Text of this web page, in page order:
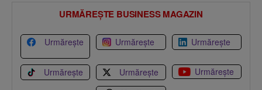
URMĂREȘTE BUSINESS MAGAZIN
Urmărește Urmărește Urmărește
Urmărește Urmărește
Urmărește